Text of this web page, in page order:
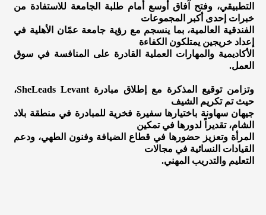
التطبيقي، وفتح آفاق أوسع أمام طلبة الجامعة للاستفادة من
خبرات إحدى أكبر المجموعات
الفندقية العالمية، بما ينسجم مع رؤية جامعة عمّان الأهلية في
إعداد خريجين يمتلكون الكفاءة
الأكاديمية والمهارات العملية القادرة على المنافسة في سوق
العمل.
وتزامن توقيع المذكرة مع إطلاق مبادرة SheLeads Levant،
حيث تم تكريم الشيف
جيهان سهاونة باختيارها سفيرة فخرية للمبادرة في منطقة بلاد
الشام، تقديراً لدورها في تمكين
المرأة وتعزيز حضورها في قطاع الضيافة وفنون الطهي، ودعم
القيادات النسائية في مجالات
التعليم والتدريب المهني.